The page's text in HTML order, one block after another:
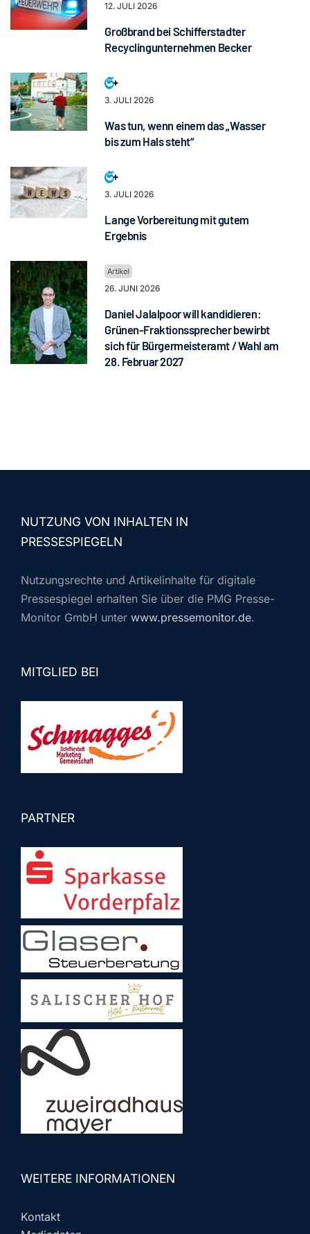
12. JULI 2026
Großbrand bei Schifferstadter
Recyclingunternehmen Becker
3. JULI 2026
Was tun, wenn einem das „Wasser
bis zum Hals steht“
3. JULI 2026
Lange Vorbereitung mit gutem
Ergebnis
26. JUNI 2026
Daniel Jalalpoor will kandidieren:
Grünen-Fraktionssprecher bewirbt
sich für Bürgermeisteramt / Wahl am
28. Februar 2027
NUTZUNG VON INHALTEN IN
PRESSESPIEGELN
Nutzungsrechte und Artikelinhalte für digitale
Pressespiegel erhalten Sie über die PMG Presse-
Monitor GmbH unter www.pressemonitor.de.
MITGLIED BEI
PARTNER
WEITERE INFORMATIONEN
Kontakt